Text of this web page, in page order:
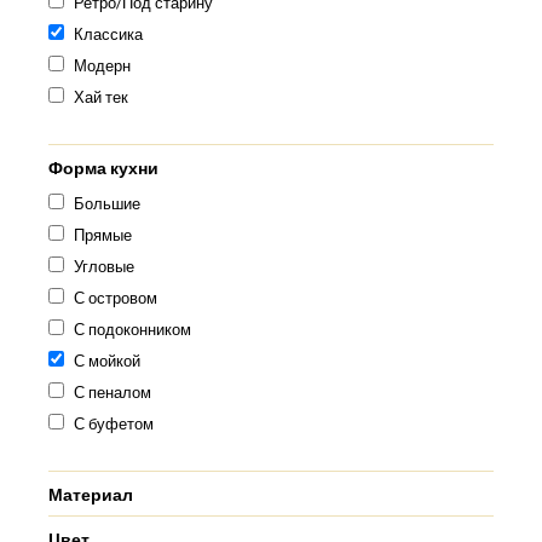
Классика
Модерн
Хай тек
Форма кухни
Большие
Прямые
Угловые
С островом
С подоконником
С мойкой
С пеналом
С буфетом
Материал